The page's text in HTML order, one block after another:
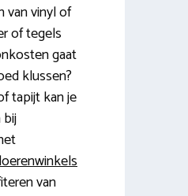
van vinyl of
of tegels
gaat
klussen?
tapijt kan je
van